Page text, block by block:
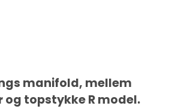
manifold, mellem
topstykke R model.